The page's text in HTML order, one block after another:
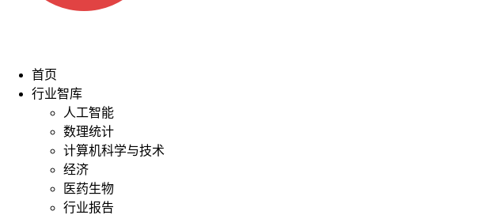
首页
行业智库
人工智能
数理统计
计算机科学与技术
经济
医药生物
行业报告